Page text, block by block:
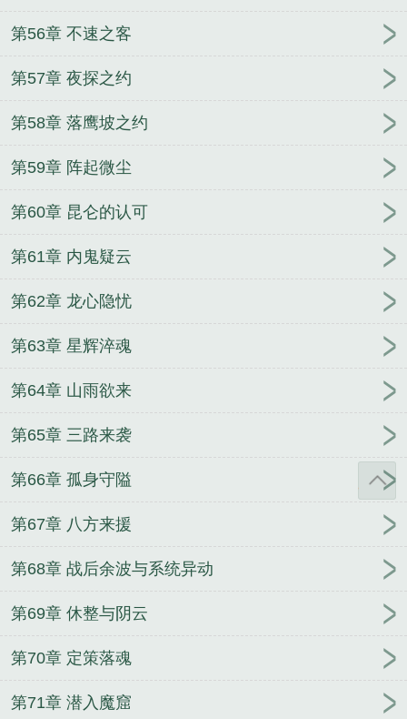
第56章 不速之客
第57章 夜探之约
第58章 落鹰坡之约
第59章 阵起微尘
第60章 昆仑的认可
第61章 内鬼疑云
第62章 龙心隐忧
第63章 星辉淬魂
第64章 山雨欲来
第65章 三路来袭
第66章 孤身守隘
第67章 八方来援
第68章 战后余波与系统异动
第69章 休整与阴云
第70章 定策落魂
第71章 潜入魔窟